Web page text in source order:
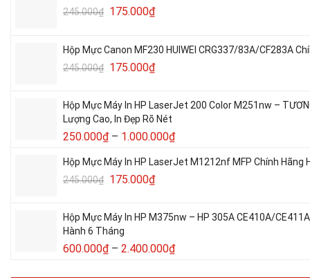
245.000₫ 175.000₫
Hộp Mực Canon MF230 HUIWEI CRG337/83A/CF283A
245.000₫ 175.000₫
Hộp Mực Máy In HP LaserJet 200 Color M251nw –
Lượng Cao, In Đẹp Rõ Nét
250.000₫ – 1.000.000₫
Hộp Mực Máy In HP LaserJet M1212nf MFP Chính
245.000₫ 175.000₫
Hộp Mực Máy In HP M375nw – HP 305A CE410A/
Hành 6 Tháng
600.000₫ – 2.400.000₫